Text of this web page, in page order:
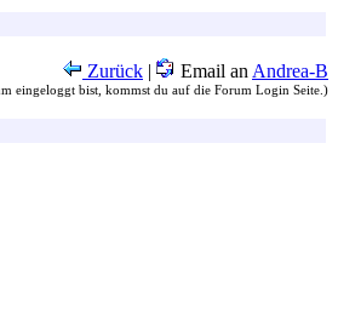
Zurück | Email an Andrea-B
eingeloggt bist, kommst du auf die Forum Login Seite.)